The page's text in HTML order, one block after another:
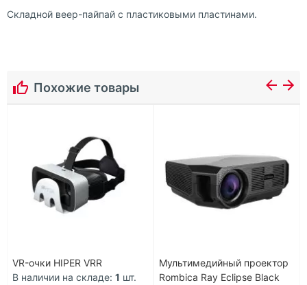
Складной веер-пайпай с пластиковыми пластинами.
Похожие товары
VR-очки HIPER VRR
В наличии на складе: 1 шт.
Мультимедийный проектор
Rombica Ray Eclipse Black